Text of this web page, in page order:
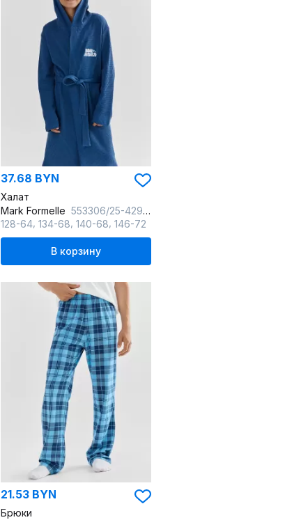
37.68 BYN
Халат
Mark Formelle 553306/25-42904Ц-24-2 полуночно_синий_764_W_вышивка
128-64 134-68 140-68 146-72
В корзину
21.53 BYN
Брюки